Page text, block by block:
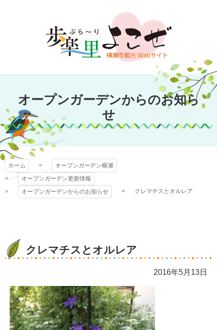
文
キ
プ
オープンガーデン
横瀬
オープンガーデンからのお知ら
せ
ホーム
オープンガーデン横瀬
オープンガーデン更新情報
オープンガーデンからのお知らせ
クレマチスとオルレア
クレマチスとオルレア
2016年5月13日